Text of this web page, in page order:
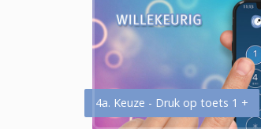
4a. Keuze - Druk op toets 1 +